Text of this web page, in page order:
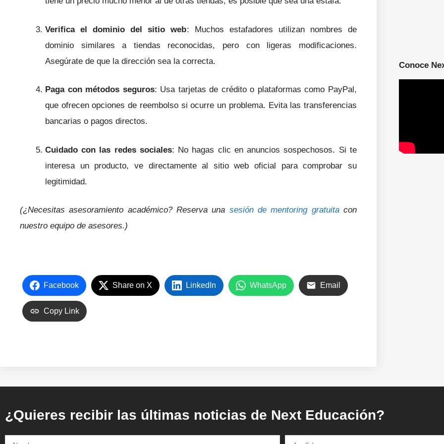
Verifica el dominio del sitio web: Muchos estafadores utilizan nombres de
dominio similares a tiendas reconocidas, pero con ligeras modificaciones.
Asegúrate de que la dirección sea la correcta.
Paga con métodos seguros: Usa tarjetas de crédito o plataformas como PayPal,
que ofrecen opciones de reembolso si ocurre un problema. Evita las transferencias
bancarias o pagos directos.
Cuidado con las redes sociales: No hagas clic en anuncios sospechosos. Si te
interesa un producto, ve directamente al sitio web oficial para comprobar su
legitimidad.
(¿Necesitas asesoramiento académico? Reserva una sesión de mentoring gratuitacon
nuestro equipo de asesores.)
Facebook Share on X LinkedIn WhatsApp Email
Copy Link
Conoce
¿Quieres recibir las últimas noticias de Next Educación?